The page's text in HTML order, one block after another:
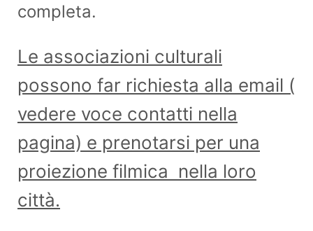
completa.
Le associazioni culturali
possono far richiesta alla email (
vedere voce contatti nella
pagina) e prenotarsi per una
proiezione filmica nella loro
città.